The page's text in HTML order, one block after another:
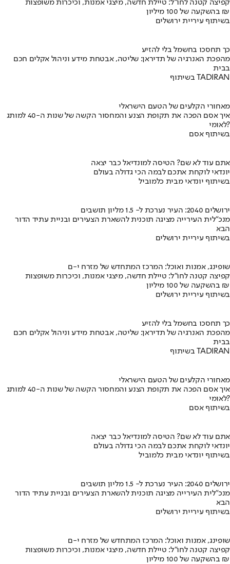
קפיצה קטנה לחו"ל: טיילת חדשה, מיצגי אמנות, וכיכרות משופצות
בהשקעה של 100 מיליון ₪
בשיתוף עיריית ירושלים
כך תחסכו בחשמל בלי להזיע
מהפכת האנרגיה של תדיראן: שליטה, אבטחת מידע וניהול אקלים חכם
בבית
בשיתוף TADIRAN
מאחורי הקלעים של הטעם הישראלי
איך אסם הפכה את תקופת הצנע והמחסור הקשה של שנות ה-40 למותג
לאומי?
בשיתוף אסם
אתם עוד לא שם? הטיסה למונדיאל כבר יצאה
יונדאי לוקחת אתכם לבמה הכי גדולה בעולם
בשיתוף יונדאי מבית כלמוביל
ירושלים 2040: העיר נערכת ל- 1.5 מליון תושבים
מנכ"לית העירייה מציגה תוכנית להשארת הצעירים ובניית עתיד הדור
הבא
בשיתוף עיריית ירושלים
שופינג, אמנות ואוכל: המרכז המתחדש של מזרח י-ם
קפיצה קטנה לחו"ל: טיילת חדשה, מיצגי אמנות, וכיכרות משופצות
בהשקעה של 100 מיליון ₪
בשיתוף עיריית ירושלים
כך תחסכו בחשמל בלי להזיע
מהפכת האנרגיה של תדיראן: שליטה, אבטחת מידע וניהול אקלים חכם
בבית
בשיתוף TADIRAN
מאחורי הקלעים של הטעם הישראלי
איך אסם הפכה את תקופת הצנע והמחסור הקשה של שנות ה-40 למותג
לאומי?
בשיתוף אסם
אתם עוד לא שם? הטיסה למונדיאל כבר יצאה
יונדאי לוקחת אתכם לבמה הכי גדולה בעולם
בשיתוף יונדאי מבית כלמוביל
ירושלים 2040: העיר נערכת ל- 1.5 מליון תושבים
מנכ"לית העירייה מציגה תוכנית להשארת הצעירים ובניית עתיד הדור
הבא
בשיתוף עיריית ירושלים
שופינג, אמנות ואוכל: המרכז המתחדש של מזרח י-ם
קפיצה קטנה לחו"ל: טיילת חדשה, מיצגי אמנות, וכיכרות משופצות
בהשקעה של 100 מיליון ₪